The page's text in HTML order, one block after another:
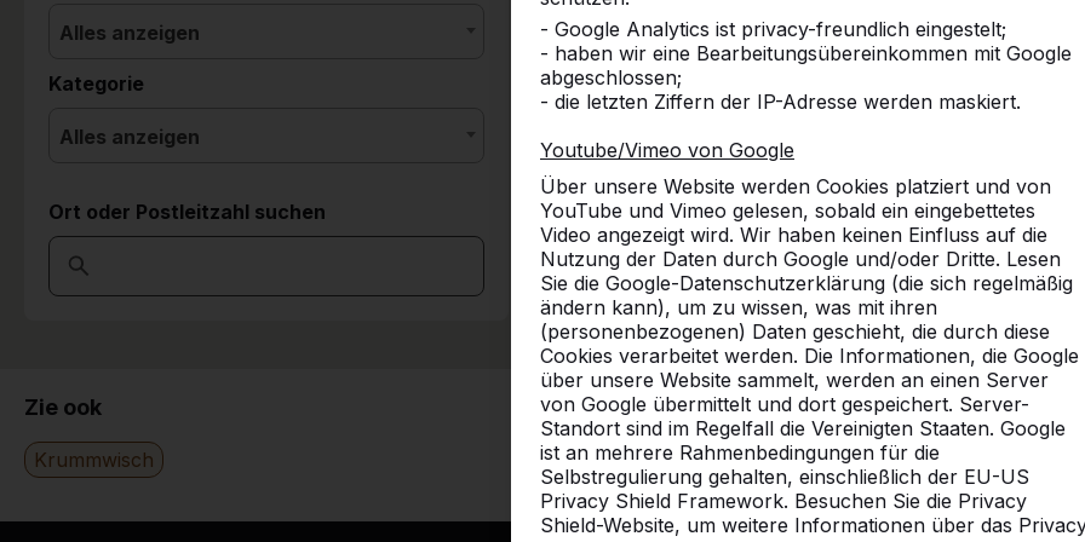
- Google Analytics ist privacy-freundlich eingestelt;
- haben wir eine Bearbeitungsübereinkommen mit Google
abgeschlossen;
- die letzten Ziffern der IP-Adresse werden maskiert.
Youtube/Vimeo von Google
Über unsere Website werden Cookies platziert und von
YouTube und Vimeo gelesen, sobald ein eingebettetes
Video angezeigt wird. Wir haben keinen Einfluss auf die
Nutzung der Daten durch Google und/oder Dritte. Lesen
Sie die Google-Datenschutzerklärung (die sich regelmäßig
ändern kann), um zu wissen, was mit ihren
(personenbezogenen) Daten geschieht, die durch diese
Cookies verarbeitet werden. Die Informationen, die Google
über unsere Website sammelt, werden an einen Server
von Google übermittelt und dort gespeichert. Server-
Standort sind im Regelfall die Vereinigten Staaten. Google
ist an mehrere Rahmenbedingungen für die
Selbstregulierung gehalten, einschließlich der EU-US
Privacy Shield Framework. Besuchen Sie die Privacy
Shield-Website, um weitere Informationen über das
Alles anzeigen
Kategorie
Alles anzeigen
Ort oder Postleitzahl suchen
Zie ook
Krummwisch